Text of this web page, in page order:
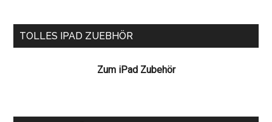
Seitenspalte
TOLLES IPAD ZUEBHÖR
Zum iPad Zubehör